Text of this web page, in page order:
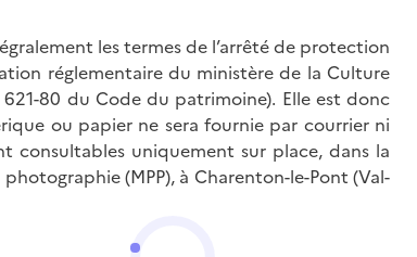
les termes de l’arrêté de protection
réglementaire du ministère de la Culture
80 du Code du patrimoine). Elle est donc
ou papier ne sera fournie par courrier ni
consultables uniquement sur place, dans la
(MPP), à Charenton-le-Pont (Val-